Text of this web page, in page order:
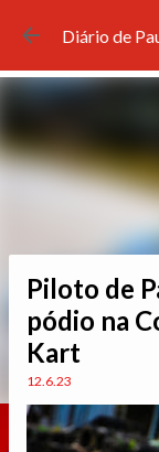
Diário de
Piloto de
pódio na
Kart
12.6.23